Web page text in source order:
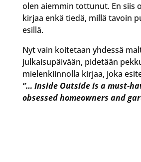
olen aiemmin tottunut. En siis
kirjaa enkä tiedä, millä tavoin
esillä.
Nyt vain koitetaan yhdessä
julkaisupäivään, pidetään
mielenkiinnolla kirjaa, joka
”… Inside Outside is a must-
obsessed homeowners and